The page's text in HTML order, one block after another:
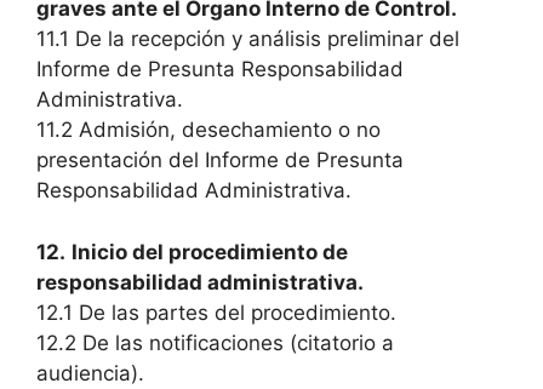
graves ante el Órgano Interno de Control.
11.1 De la recepción y análisis preliminar del
Informe de Presunta Responsabilidad
Administrativa.
11.2 Admisión, desechamiento o no
presentación del Informe de Presunta
Responsabilidad Administrativa.
12. Inicio del procedimiento de
responsabilidad administrativa.
12.1 De las partes del procedimiento.
12.2 De las notificaciones (citatorio a
audiencia).